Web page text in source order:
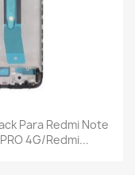
Para Redmi Note
4G/Redmi...